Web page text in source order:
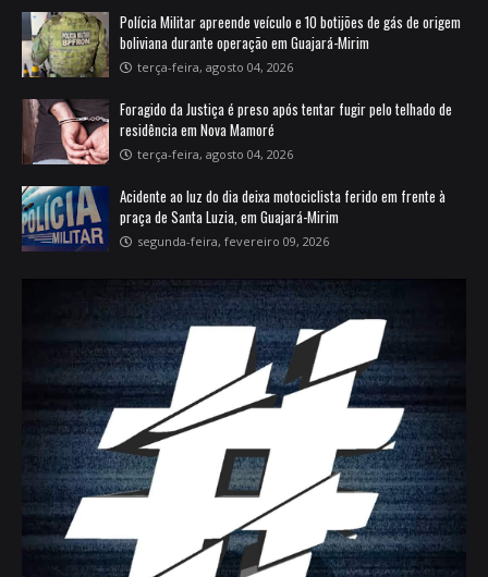
Polícia Militar apreende veículo e 10 botijões de gás de origem
boliviana durante operação em Guajará-Mirim
terça-feira, agosto 04, 2026
Foragido da Justiça é preso após tentar fugir pelo telhado de
residência em Nova Mamoré
terça-feira, agosto 04, 2026
Acidente ao luz do dia deixa motociclista ferido em frente à
praça de Santa Luzia, em Guajará-Mirim
segunda-feira, fevereiro 09, 2026